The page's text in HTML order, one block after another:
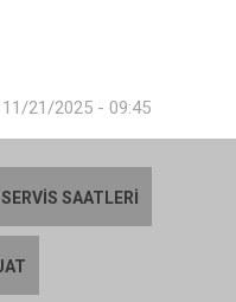
21/2025 - 09:45
SERVİS SAATLERİ